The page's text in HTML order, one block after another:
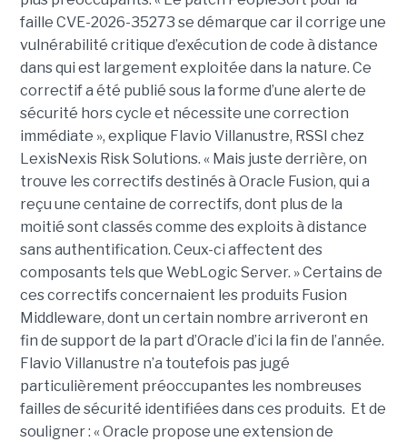
faille CVE-2026-35273 se démarque car il corrige une
vulnérabilité critique d’exécution de code à distance
dans qui est largement exploitée dans la nature. Ce
correctif a été publié sous la forme d’une alerte de
sécurité hors cycle et nécessite une correction
immédiate », explique Flavio Villanustre, RSSI chez
LexisNexis Risk Solutions. « Mais juste derrière, on
trouve les correctifs destinés à Oracle Fusion, qui a
reçu une centaine de correctifs, dont plus de la
moitié sont classés comme des exploits à distance
sans authentification. Ceux-ci affectent des
composants tels que WebLogic Server. » Certains de
ces correctifs concernaient les produits Fusion
Middleware, dont un certain nombre arriveront en
fin de support de la part d’Oracle d’ici la fin de l’année.
Flavio Villanustre n’a toutefois pas jugé
particulièrement préoccupantes les nombreuses
failles de sécurité identifiées dans ces produits. Et de
souligner : « Oracle propose une extension de